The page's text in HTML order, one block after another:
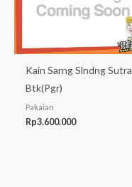
Kain Sarng Slndng Sutra
Btk(Pgr)
Pakaian
Rp3.600.000